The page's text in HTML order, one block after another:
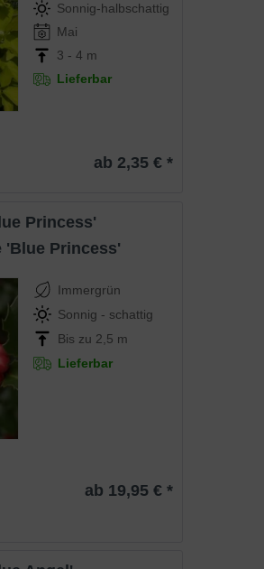
Sonnig-halbschattig
Mai
3 - 4 m
Lieferbar
ab 2,35 € *
Princess'
'Blue Princess'
Immergrün
Sonnig - schattig
Bis zu 2,5 m
Lieferbar
ab 19,95 € *